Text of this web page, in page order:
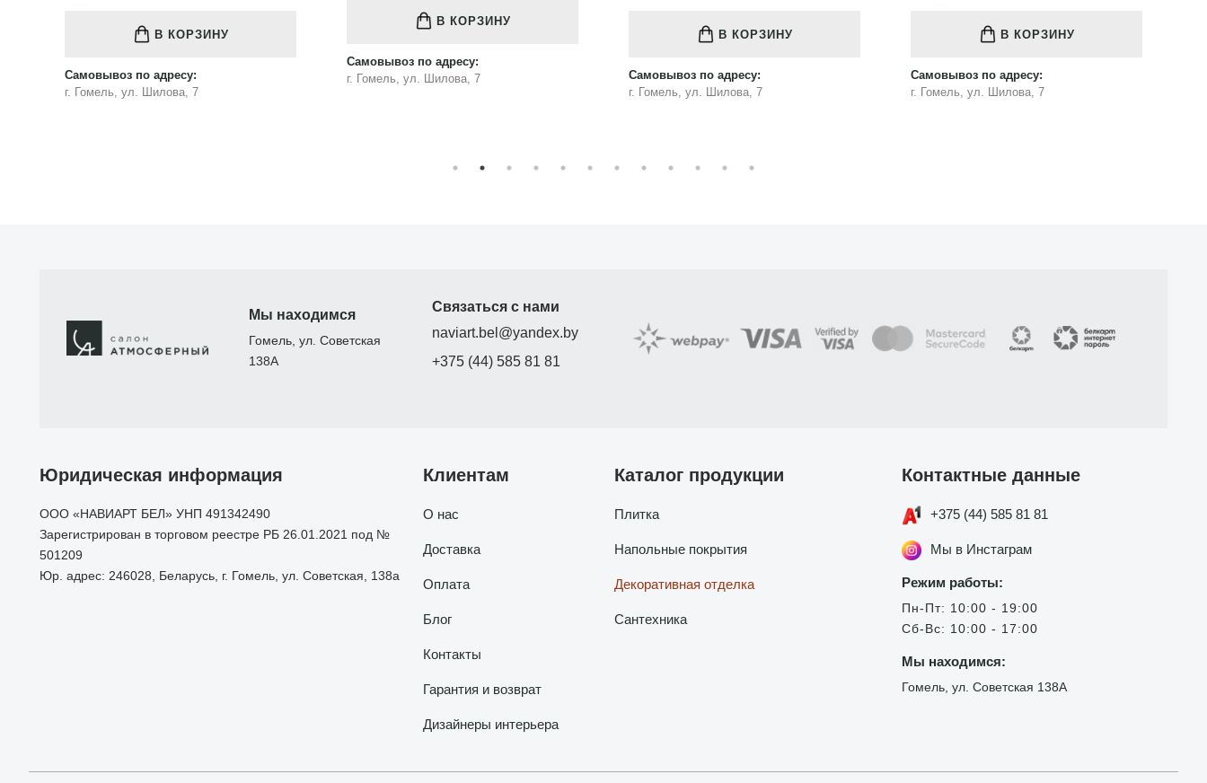
В КОРЗИНУ
Самовывоз по адресу:
г. Гомель, ул. Шилова, 7
В КОРЗИНУ
Самовывоз по адресу:
г. Гомель, ул. Шилова, 7
В КОРЗИНУ
Самовывоз по адресу:
г. Гомель, ул. Шилова, 7
В КОРЗИНУ
Самовывоз по адресу:
г. Гомель, ул. Шилова, 7
Мы находимся
Гомель, ул. Советская
138А
Связаться с нами
naviart.bel@yandex.by
+375 (44) 585 81 81
Юридическая информация
ООО «НАВИАРТ БЕЛ» УНП 491342490
Зарегистрирован в торговом реестре РБ 26.01.2021 под №
501209
Юр. адрес: 246028, Беларусь, г. Гомель, ул. Советская, 138а
Клиентам
О нас
Доставка
Оплата
Блог
Контакты
Гарантия и возврат
Дизайнеры интерьера
Каталог продукции
Плитка
Напольные покрытия
Декоративная отделка
Сантехника
Контактные данные
+375 (44) 585 81 81
Мы в Инстаграм
Режим работы:
Пн-Пт: 10:00 - 19:00
Сб-Вс: 10:00 - 17:00
Мы находимся:
Гомель, ул. Советская 138А